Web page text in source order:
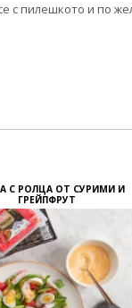
с пилешкото и по
С РОЛЦА ОТ СУРИМИ И
ГРЕЙПФРУТ